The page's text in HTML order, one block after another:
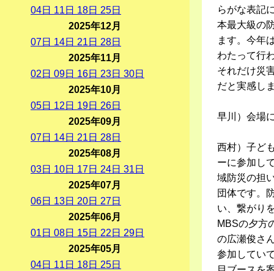
らがな表記
本最大級の
ます。今年
わたって行
それだけ災
だと実感し
早川）会場
西村）子ど
ーに参加し
域防災の担
団体です。
い、繋がり
MBSの夕方
の広瀬俊さ
参加してい
04日 11 日 18日 25日
2025年12月
07日 14日 21 日 28日
2025年11月
02 日 09日 16日 23日 30日
2025年10月
05日 12 日 19日 26日
2025年09月
07日 14日 21 日 28日
2025年08月
03日 10日 17日 24日 31 日
2025年07月
06日 13日 20日 27日
2025年06月
01 日 08日 15日 22 日 29日
2025年05月
04日 11 日 18日 25日